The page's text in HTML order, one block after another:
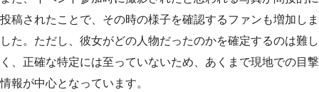
投稿されたことで、その時の様子を確認するファンも増加しま
した。ただし、彼女がどの人物だったのかを確定するのは難し
く、正確な特定には至っていないため、あくまで現地での目撃
情報が中心となっています。